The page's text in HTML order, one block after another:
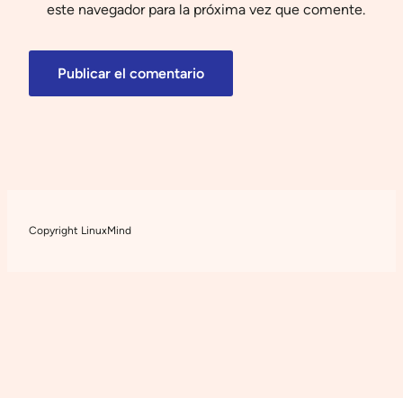
este navegador para la próxima vez que comente.
Copyright LinuxMind